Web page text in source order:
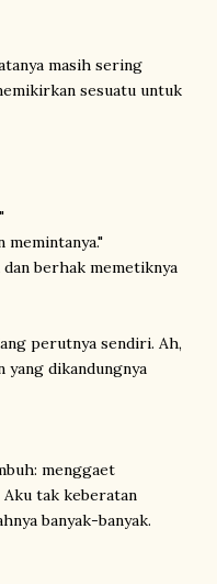
masih sering
sesuatu untuk
memintanya."
berhak memetiknya
perutnya sendiri. Ah,
yang dikandungnya
menggaet
tak keberatan
banyak-banyak.